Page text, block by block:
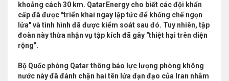
khoảng cách 30 km. QatarEnergy cho biết các đội khẩn
cấp đã được "triển khai ngay lập tức để khống chế ngọn
lửa" và tình hình đã được kiểm soát sau đó. Tuy nhiên, tập
đoàn này thừa nhận vụ tập kích đã gây "thiệt hại trên diện
rộng".
Bộ Quốc phòng Qatar thông báo lực lượng phòng không
nước này đã đánh chặn hai tên lửa đạn đạo của Iran nhắm